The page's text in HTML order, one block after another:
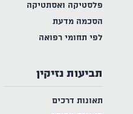
פלסטיקה ואסתטיקה
הסכמה מדעת
לפי תחומי רפואה
תביעות נזיקין
תאונות דרכים